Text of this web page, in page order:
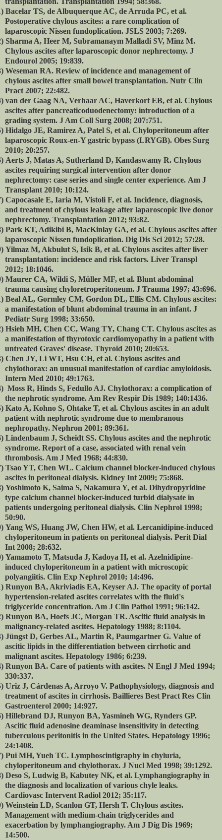
Bacelar TS, de Albuquerque AC, de Arruda PC, et al.
Postoperative chylous ascites: a rare complication of
laparoscopic Nissen fundoplication. JSLS 2003; 7:269.
Sharma A, Heer M, Subramanaym Malladi SV, Minz M.
Chylous ascites after laparoscopic donor nephrectomy. J
Endourol 2005; 19:839.
Weseman RA. Review of incidence and management of
chylous ascites after small bowel transplantation. Nutr Clin
Pract 2007; 22:482.
van der Gaag NA, Verhaar AC, Haverkort EB, et al. Chylous
ascites after pancreaticoduodenectomy: introduction of a
grading system. J Am Coll Surg 2008; 207:751.
Hidalgo JE, Ramirez A, Patel S, et al. Chyloperitoneum after
laparoscopic Roux-en-Y gastric bypass (LRYGB). Obes Surg
2010; 20:257.
Aerts J, Matas A, Sutherland D, Kandaswamy R. Chylous
ascites requiring surgical intervention after donor
nephrectomy: case series and single center experience. Am J
Transplant 2010; 10:124.
Capocasale E, Iaria M, Vistoli F, et al. Incidence, diagnosis,
and treatment of chylous leakage after laparoscopic live donor
nephrectomy. Transplantation 2012; 93:82.
Park KT, Adikibi B, MacKinlay GA, et al. Chylous ascites after
laparoscopic Nissen fundoplication. Dig Dis Sci 2012; 57:28.
Yilmaz M, Akbulut S, Isik B, et al. Chylous ascites after liver
transplantation: incidence and risk factors. Liver Transpl
2012; 18:1046.
Maurer CA, Wildi S, Müller MF, et al. Blunt abdominal
trauma causing chyloretroperitoneum. J Trauma 1997; 43:696.
Beal AL, Gormley CM, Gordon DL, Ellis CM. Chylous ascites:
a manifestation of blunt abdominal trauma in an infant. J
Pediatr Surg 1998; 33:650.
Hsieh MH, Chen CC, Wang TY, Chang CT. Chylous ascites as
a manifestation of thyrotoxic cardiomyopathy in a patient with
untreated Graves' disease. Thyroid 2010; 20:653.
Chen JY, Li WT, Hsu CH, et al. Chylous ascites and
chylothorax: an unusual manifestation of cardiac amyloidosis.
Intern Med 2010; 49:1763.
Moss R, Hinds S, Fedullo AJ. Chylothorax: a complication of
the nephrotic syndrome. Am Rev Respir Dis 1989; 140:1436.
Kato A, Kohno S, Ohtake T, et al. Chylous ascites in an adult
patient with nephrotic syndrome due to membranous
nephropathy. Nephron 2001; 89:361.
Lindenbaum J, Scheidt SS. Chylous ascites and the nephrotic
syndrome. Report of a case, associated with renal vein
thrombosis. Am J Med 1968; 44:830.
Tsao YT, Chen WL. Calcium channel blocker-induced chylous
ascites in peritoneal dialysis. Kidney Int 2009; 75:868.
Yoshimoto K, Saima S, Nakamura Y, et al. Dihydropyridine
type calcium channel blocker-induced turbid dialysate in
patients undergoing peritoneal dialysis. Clin Nephrol 1998;
50:90.
Yang WS, Huang JW, Chen HW, et al. Lercanidipine-induced
chyloperitoneum in patients on peritoneal dialysis. Perit Dial
Int 2008; 28:632.
Yamamoto T, Matsuda J, Kadoya H, et al. Azelnidipine-
induced chyloperitoneum in a patient with microscopic
polyangiitis. Clin Exp Nephrol 2010; 14:496.
Runyon BA, Akriviadis EA, Keyser AJ. The opacity of portal
hypertension-related ascites correlates with the fluid's
triglyceride concentration. Am J Clin Pathol 1991; 96:142.
Runyon BA, Hoefs JC, Morgan TR. Ascitic fluid analysis in
malignancy-related ascites. Hepatology 1988; 8:1104.
Jüngst D, Gerbes AL, Martin R, Paumgartner G. Value of
ascitic lipids in the differentiation between cirrhotic and
malignant ascites. Hepatology 1986; 6:239.
Runyon BA. Care of patients with ascites. N Engl J Med 1994;
330:337.
Uriz J, Cárdenas A, Arroyo V. Pathophysiology, diagnosis and
treatment of ascites in cirrhosis. Baillieres Best Pract Res Clin
Gastroenterol 2000; 14:927.
Hillebrand DJ, Runyon BA, Yasmineh WG, Rynders GP.
Ascitic fluid adenosine deaminase insensitivity in detecting
tuberculous peritonitis in the United States. Hepatology 1996;
24:1408.
Pui MH, Yueh TC. Lymphoscintigraphy in chyluria,
chyloperitoneum and chylothorax. J Nucl Med 1998; 39:1292.
Deso S, Ludwig B, Kabutey NK, et al. Lymphangiography in
the diagnosis and localization of various chyle leaks.
Cardiovasc Intervent Radiol 2012; 35:117.
Weinstein LD, Scanlon GT, Hersh T. Chylous ascites.
Management with medium-chain triglycerides and
exacerbation by lymphangiography. Am J Dig Dis 1969;
14:500.